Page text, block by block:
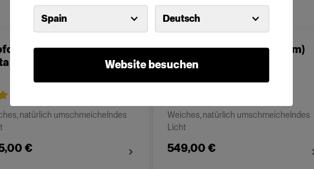
Spain Deutsch
Website besuchen
Softbox 3' (90cm)
Silver
natürlich umschmeichelndes
€
Profoto Softbox 4' (120cm)
Octa Silver
Weiches, natürlich umschmeichelndes
Licht
549,00 €